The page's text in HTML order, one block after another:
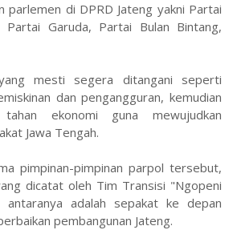
parlemen di DPRD Jateng yakni Partai
Partai Garuda, Partai Bulan Bintang,
mesti segera ditangani seperti
dan pengangguran, kemudian
ekonomi guna mewujudkan
Jawa Tengah.
pimpinan-pimpinan parpol tersebut,
dicatat oleh Tim Transisi "Ngopeni
antaranya adalah sepakat ke depan
pembangunan Jateng.